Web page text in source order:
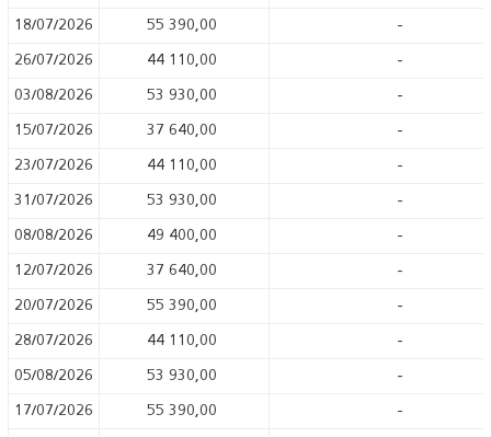
18/07/2026 55 390,00 -
26/07/2026 44 110,00 -
03/08/2026 53 930,00 -
15/07/2026 37 640,00 -
23/07/2026 44 110,00 -
31/07/2026 53 930,00 -
08/08/2026 49 400,00 -
12/07/2026 37 640,00 -
20/07/2026 55 390,00 -
28/07/2026 44 110,00 -
05/08/2026 53 930,00 -
17/07/2026 55 390,00 -